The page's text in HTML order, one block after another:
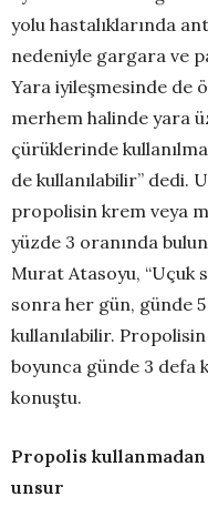
yolu hastalıklarında
nedeniyle gargara ve
Yara iyileşmesinde de
merhem halinde yara
çürüklerinde
de kullanılabilir” dedi.
propolisin krem veya
yüzde 3 oranında
Murat Atasoyu, “Uçuk
sonra her gün, günde
kullanılabilir.
boyunca günde 3 defa
konuştu.
Propolis
unsur